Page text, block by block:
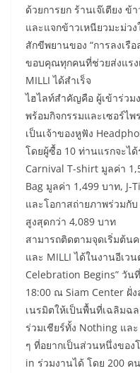
ด้วยการยก ร้านเจ๊เตียง ข้
และแจกข้าวเหนียวมะม่ว
สักขีพยานของ “การลงเรื
ขอบคุณทุกคนที่ช่วยส่งแรง
MILLI ได้สำเร็จ
ไฮไลท์สำคัญคือ ผู้เข้าร่วม
พร้อมกิจกรรมและเซอร์ไ
เป็นเจ้าของหูฟัง
โดยผู้ซื้อ 10 ท่านแรกจะไ
Carnival T-shirt มูลค่า
Bag มูลค่า 1,499 บาท, J-
และโอกาสถ่ายภาพร่วมกั
สูงสุดกว่า 4,089 บาท
สามารถติดตามจุดเริ่มต้น
และ MILLI ได้ในงานอีเว
Celebration Begins” วัน
18:00 ณ Siam Center ฝั่
เนรมิตให้เป็นพื้นที่เฉลิม
ร่วมเชียร์ทั้ง Nothing แล
ๆ ที่อยากเป็นส่วนหนึ่งขอ
in ร่วมงานได้ โดย 200 ค